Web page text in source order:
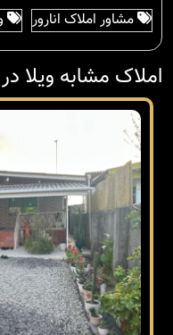
مشاور املاک انارور
املاک مشابه ویلا در